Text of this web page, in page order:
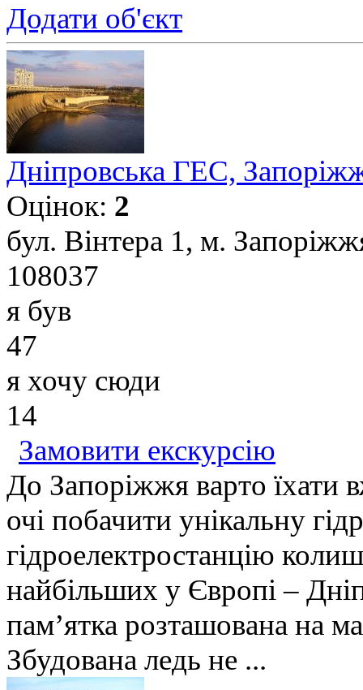
Додати об'єкт
Дніпровська ГЕС,
Оцінок: 2
бул. Вінтера 1, м.
108037
я був
47
я хочу сюди
14
Замовити екскурсію
До Запоріжжя варто їхати
очі побачити унікальну
гідроелектростанцію
найбільших у Європі –
пам’ятка розташована на
Збудована ледь не ...